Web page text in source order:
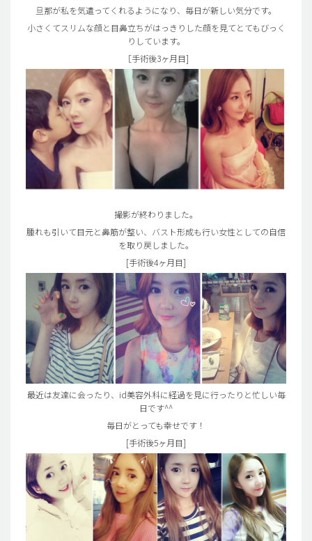
旦那が私を気遣ってくれるようになり、毎日が新しい気分です。
小さくてスリムな顔と目鼻立ちがはっきりした顔を見てとてもびっく
りしています。
［手術後3ヶ月目]
撮影が終わりました。
腫れも引いて目元と鼻筋が整い、バスト形成も行い女性としての自信
を取り戻しました。
[手術後4ヶ月目]
最近は友達に会ったり、id美容外科に経過を見に行ったりと忙しい毎
日です^^
毎日がとっても幸せです！
[手術後5ヶ月目]